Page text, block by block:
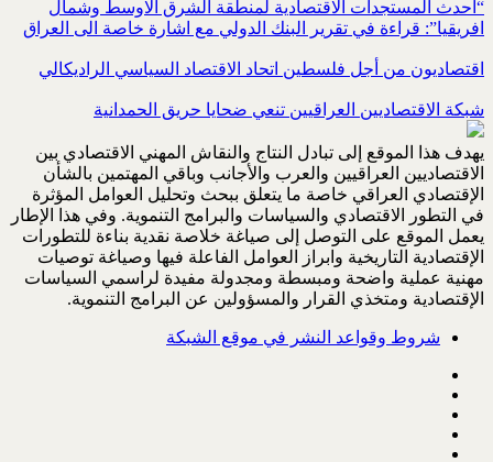
“احدث المستجدات الاقتصادية لمنطقة الشرق الاوسط وشمال
افريقيا”: قراءة في تقرير البنك الدولي مع اشارة خاصة الى العراق
اقتصاديون من أجل فلسطين اتحاد الاقتصاد السياسي الراديكالي
شبكة الاقتصاديين العراقيين تنعي ضحايا حريق الحمدانية
يهدف هذا الموقع إلى تبادل النتاج والنقاش المهني الاقتصادي بين
الاقتصاديين العراقيين والعرب والأجانب وباقي المهتمين بالشأن
الإقتصادي العراقي خاصة ما يتعلق ببحث وتحليل العوامل المؤثرة
في التطور الاقتصادي والسياسات والبرامج التنموية. وفي هذا الإطار
يعمل الموقع على التوصل إلى صياغة خلاصة نقدية بناءة للتطورات
الإقتصادية التاريخية وابراز العوامل الفاعلة فيها وصياغة توصيات
مهنية عملية واضحة ومبسطة ومجدولة مفيدة لراسمي السياسات
الإقتصادية ومتخذي القرار والمسؤولين عن البرامج التنموية.
شروط وقواعد النشر في موقع الشبكة